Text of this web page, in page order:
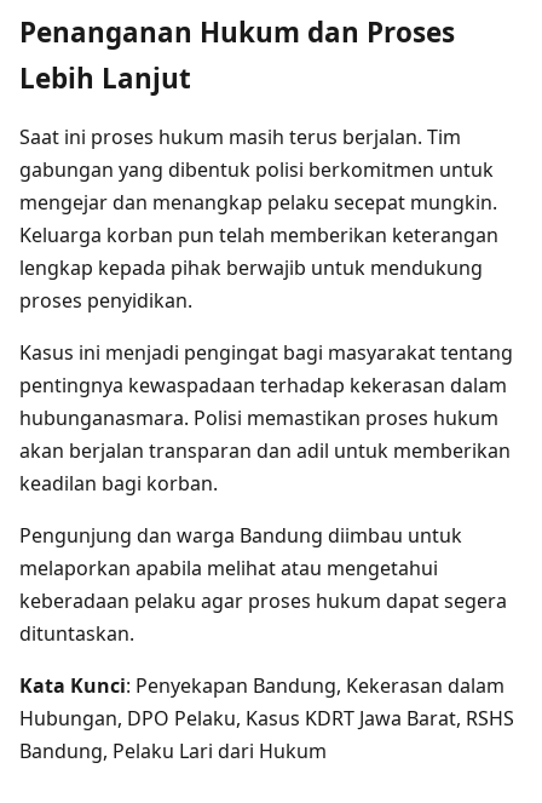
Penanganan Hukum dan Proses
Lebih Lanjut
Saat ini proses hukum masih terus berjalan. Tim
gabungan yang dibentuk polisi berkomitmen untuk
mengejar dan menangkap pelaku secepat mungkin.
Keluarga korban pun telah memberikan keterangan
lengkap kepada pihak berwajib untuk mendukung
proses penyidikan.
Kasus ini menjadi pengingat bagi masyarakat tentang
pentingnya kewaspadaan terhadap kekerasan dalam
hubunganasmara. Polisi memastikan proses hukum
akan berjalan transparan dan adil untuk memberikan
keadilan bagi korban.
Pengunjung dan warga Bandung diimbau untuk
melaporkan apabila melihat atau mengetahui
keberadaan pelaku agar proses hukum dapat segera
dituntaskan.
Kata Kunci: Penyekapan Bandung, Kekerasan dalam
Hubungan, DPO Pelaku, Kasus KDRT Jawa Barat, RSHS
Bandung, Pelaku Lari dari Hukum